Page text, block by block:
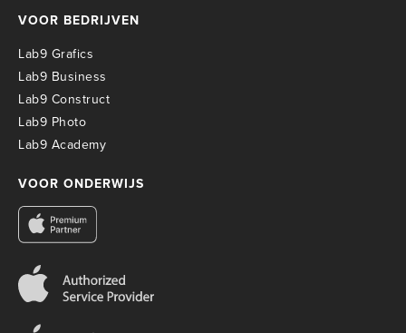
VOOR BEDRIJVEN
Lab9 Grafics
Lab9 Business
Lab9 Construct
Lab9 Photo
Lab9 Academy
VOOR ONDERWIJS